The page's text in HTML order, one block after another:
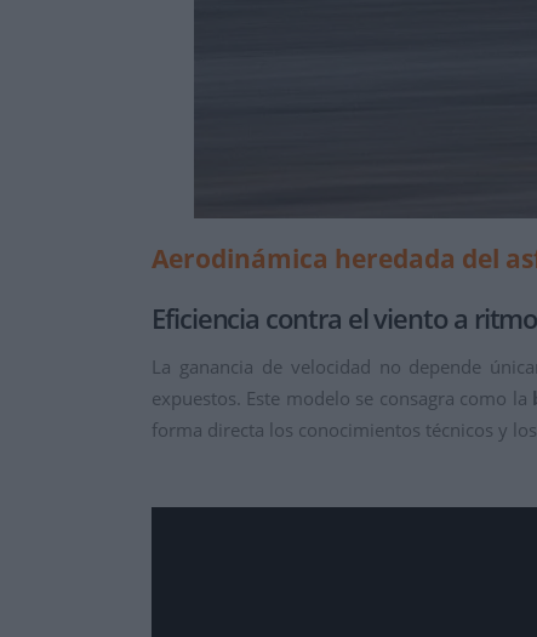
Aerodinámica heredada del
Eficiencia contra el viento a
La ganancia de velocidad no depende
expuestos. Este modelo se consagra como la
forma directa los conocimientos técnicos y